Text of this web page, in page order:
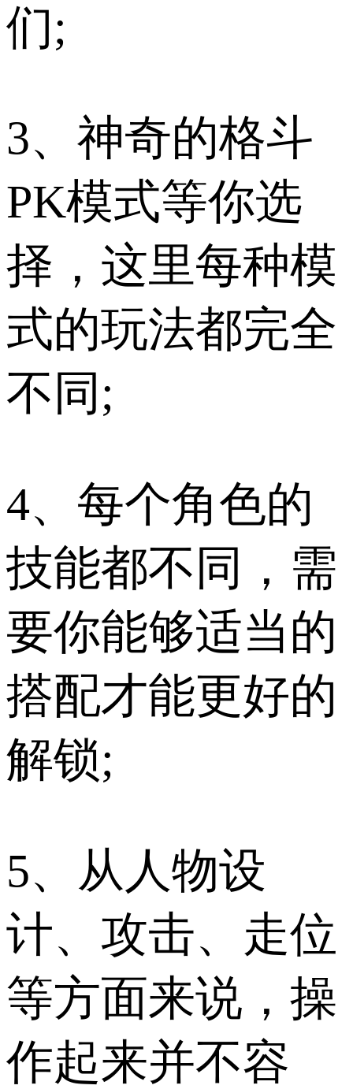
们;
3、神奇的格斗
PK模式等你选
择，这里每种模
式的玩法都完全
不同;
4、每个角色的
技能都不同，需
要你能够适当的
搭配才能更好的
解锁;
5、从人物设
计、攻击、走位
等方面来说，操
作起来并不容